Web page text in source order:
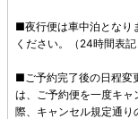
■夜行便は車中泊となり
ください。（24時間表
■ご予約完了後の日程変
は、ご予約便を一度キ
際、キャンセル規定通り